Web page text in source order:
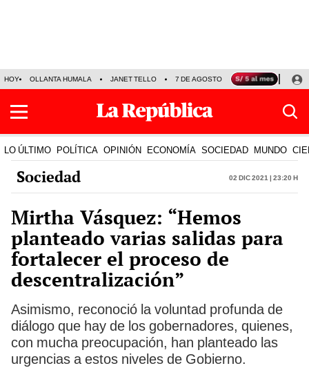
HOY OLLANTA HUMALA JANET TELLO 7 DE AGOSTO TINKA RESULTADOS
LO ÚLTIMO POLÍTICA OPINIÓN ECONOMÍA SOCIEDAD MUNDO
Sociedad 02 Dic 2021 | 23:20 h
Mirtha Vásquez: “Hemos
planteado varias salidas para
fortalecer el proceso de
descentralización”
Asimismo, reconoció la voluntad profunda de
diálogo que hay de los gobernadores, quienes,
con mucha preocupación, han planteado las
urgencias a estos niveles de Gobierno.